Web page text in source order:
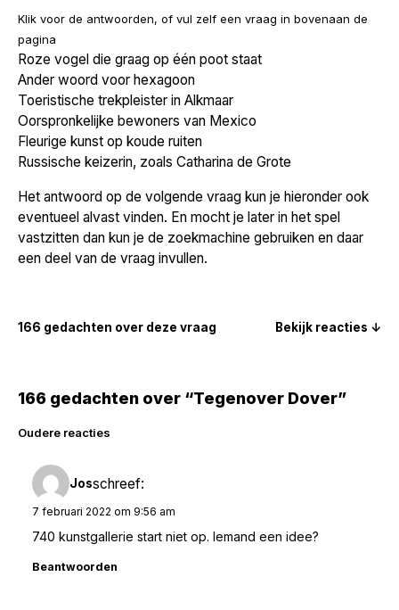
Klik voor de antwoorden, of vul zelf een vraag in bovenaan de
pagina
Roze vogel die graag op één poot staat
Ander woord voor hexagoon
Toeristische trekpleister in Alkmaar
Oorspronkelijke bewoners van Mexico
Fleurige kunst op koude ruiten
Russische keizerin, zoals Catharina de Grote
Het antwoord op de volgende vraag kun je hieronder ook
eventueel alvast vinden. En mocht je later in het spel
vastzitten dan kun je de zoekmachine gebruiken en daar
een deel van de vraag invullen.
166 gedachten over deze vraag Bekijk reacties ↓
166 gedachten over “Tegenover Dover”
Reacties
navigatie
Oudere reacties
Josschreef:
7 februari 2022 om 9:56 am
740 kunstgallerie start niet op. Iemand een idee?
Beantwoorden